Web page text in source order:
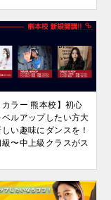
カラー 熊本校】初心
ルアップしたい方大
い趣味にダンスを！
〜中上級クラスがス